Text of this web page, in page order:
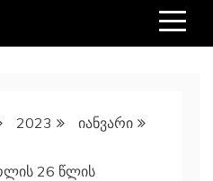
2023
იანვარი
26 წლის